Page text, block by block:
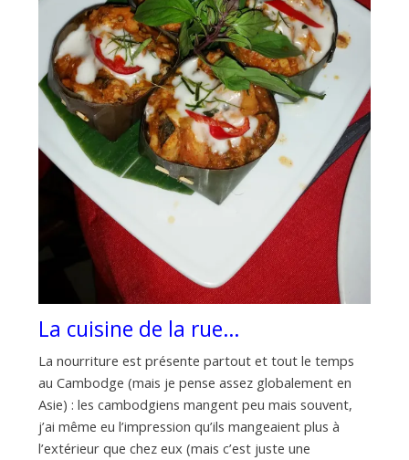
La cuisine de la rue…
La nourriture est présente partout et tout le temps
au Cambodge (mais je pense assez globalement en
Asie) : les cambodgiens mangent peu mais souvent,
j’ai même eu l’impression qu’ils mangeaient plus à
l’extérieur que chez eux (mais c’est juste une